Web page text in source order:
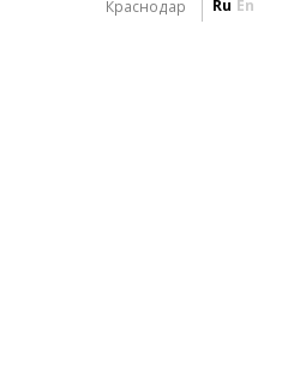
Краснодар Ru En